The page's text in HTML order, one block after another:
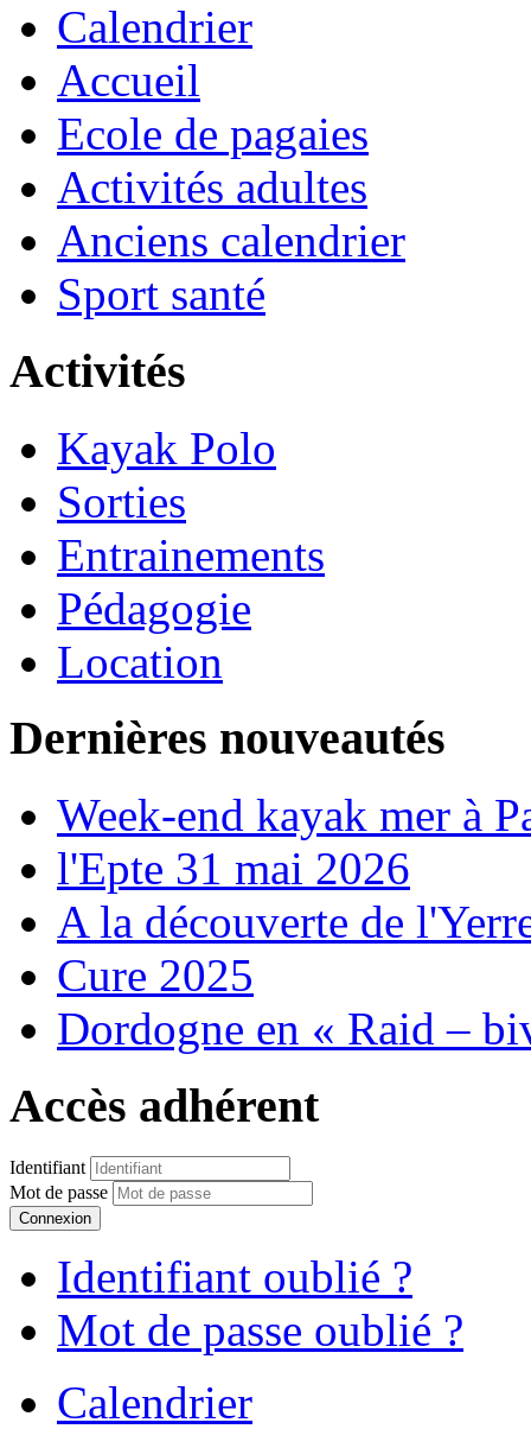
Calendrier
Accueil
Ecole de pagaies
Activités adultes
Anciens calendrier
Sport santé
Activités
Kayak Polo
Sorties
Entrainements
Pédagogie
Location
Dernières nouveautés
Week-end kayak mer à
l'Epte 31 mai 2026
A la découverte de
Cure 2025
Dordogne en « Raid –
Accès adhérent
Identifiant
Mot de passe
Connexion
Identifiant oublié ?
Mot de passe oublié ?
Calendrier